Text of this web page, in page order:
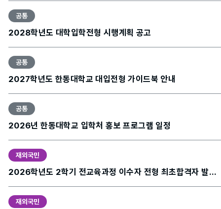
공통
2028학년도 대학입학전형 시행계획 공고
공통
2027학년도 한동대학교 대입전형 가이드북 안내
공통
2026년 한동대학교 입학처 홍보 프로그램 일정
재외국민
2026학년도 2학기 전교육과정 이수자 전형 최초합격자 발표 안내
재외국민